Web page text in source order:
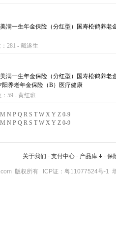
满一生年金保险（分红型）国寿松鹤养老
：281 - 戴遂生
满一生年金保险（分红型）国寿松鹤养老
养老年金保险（B）医疗健康
：59 - 黄红班
M N P Q R S T W X Y Z 0-9
M N P Q R S T W X Y Z 0-9
关于我们 - 支付中心- 产品库 - 保
版权所有 ICP证： 粤11077524号-1